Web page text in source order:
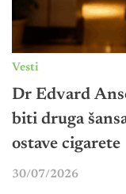
Vesti
Dr Edvard
biti druga
ostave cigarete
30/07/2026